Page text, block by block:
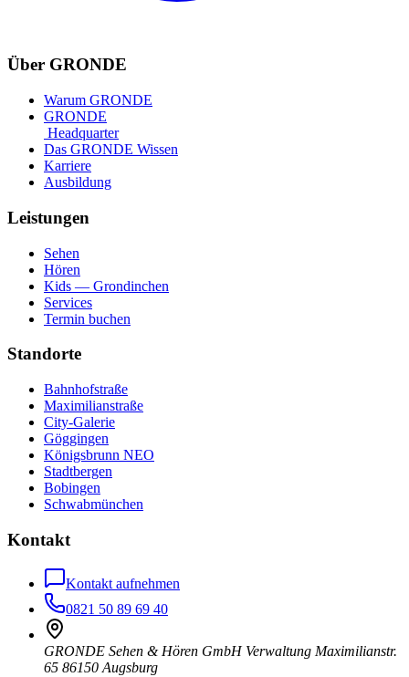
Über GRONDE
Warum GRONDE
GRONDE
Headquarter
Das GRONDE Wissen
Karriere
Ausbildung
Leistungen
Sehen
Hören
Kids — Grondinchen
Services
Termin buchen
Standorte
Bahnhofstraße
Maximilianstraße
City-Galerie
Göggingen
Königsbrunn NEO
Stadtbergen
Bobingen
Schwabmünchen
Kontakt
Kontakt aufnehmen
0821 50 89 69 40
GRONDE Sehen & Hören GmbH Verwaltung Maximilianstr.
65 86150 Augsburg